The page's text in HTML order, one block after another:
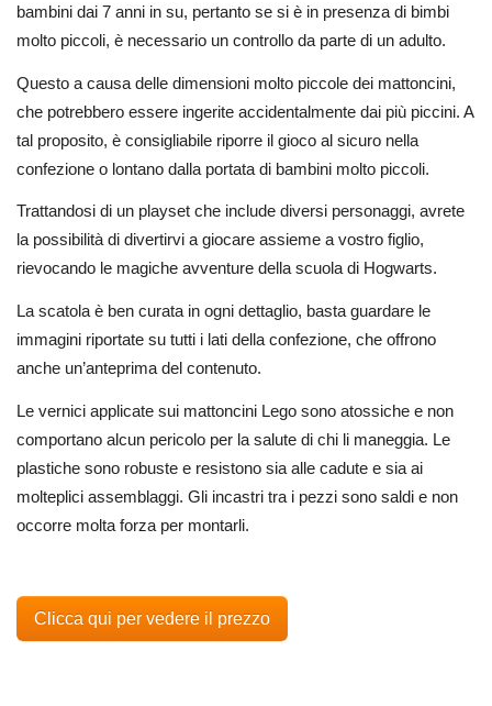
bambini dai 7 anni in su, pertanto se si è in presenza di bimbi
molto piccoli, è necessario un controllo da parte di un adulto.
Questo a causa delle dimensioni molto piccole dei mattoncini,
che potrebbero essere ingerite accidentalmente dai più piccini. A
tal proposito, è consigliabile riporre il gioco al sicuro nella
confezione o lontano dalla portata di bambini molto piccoli.
Trattandosi di un playset che include diversi personaggi, avrete
la possibilità di divertirvi a giocare assieme a vostro figlio,
rievocando le magiche avventure della scuola di Hogwarts.
La scatola è ben curata in ogni dettaglio, basta guardare le
immagini riportate su tutti i lati della confezione, che offrono
anche un’anteprima del contenuto.
Le vernici applicate sui mattoncini Lego sono atossiche e non
comportano alcun pericolo per la salute di chi li maneggia. Le
plastiche sono robuste e resistono sia alle cadute e sia ai
molteplici assemblaggi. Gli incastri tra i pezzi sono saldi e non
occorre molta forza per montarli.
Clicca qui per vedere il prezzo